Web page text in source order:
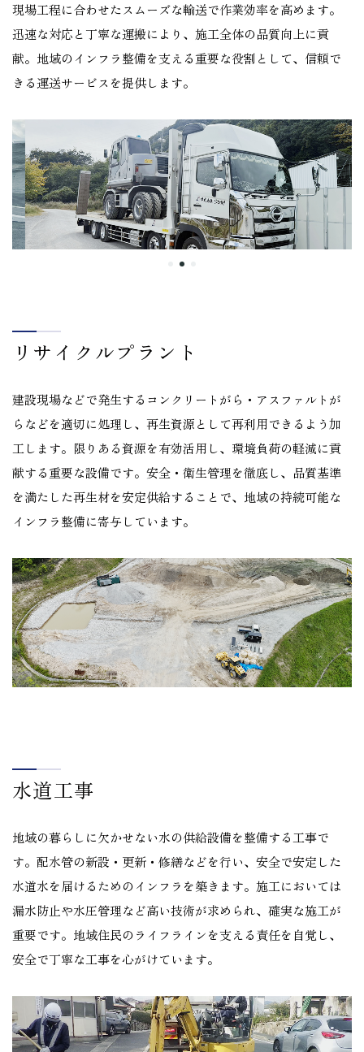
現場工程に合わせたスムーズな輸送で作業効率を高めます。
迅速な対応と丁寧な運搬により、施工全体の品質向上に貢
献。地域のインフラ整備を支える重要な役割として、信頼で
きる運送サービスを提供します。
リサイクルプラント
建設現場などで発生するコンクリートがら・アスファルトが
らなどを適切に処理し、再生資源として再利用できるよう加
工します。限りある資源を有効活用し、環境負荷の軽減に貢
献する重要な設備です。安全・衛生管理を徹底し、品質基準
を満たした再生材を安定供給することで、地域の持続可能な
インフラ整備に寄与しています。
水道工事
地域の暮らしに欠かせない水の供給設備を整備する工事で
す。配水管の新設・更新・修繕などを行い、安全で安定した
水道水を届けるためのインフラを築きます。施工においては
漏水防止や水圧管理など高い技術が求められ、確実な施工が
重要です。地域住民のライフラインを支える責任を自覚し、
安全で丁寧な工事を心がけています。